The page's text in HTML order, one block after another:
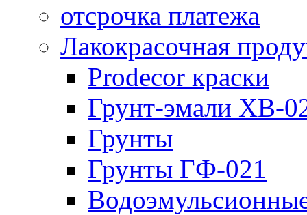
отсрочка платежа
Лакокрасочная
Prodecor краски
Грунт-эмали ХВ-
Грунты
Грунты ГФ-021